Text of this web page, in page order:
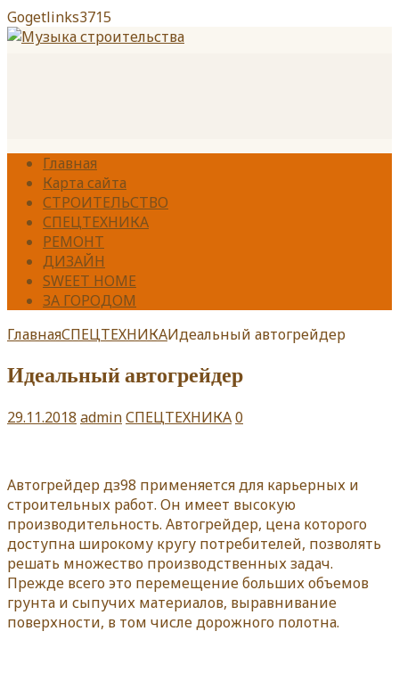
Gogetlinks3715
Главная
Карта сайта
СТРОИТЕЛЬСТВО
СПЕЦТЕХНИКА
РЕМОНТ
ДИЗАЙН
SWEET HOME
ЗА ГОРОДОМ
ГлавнаяСПЕЦТЕХНИКАИдеальный автогрейдер
Идеальный автогрейдер
29.11.2018 adminСПЕЦТЕХНИКА0
Автогрейдер дз98 применяется для карьерных и
строительных работ. Он имеет высокую
производительность. Автогрейдер, цена которого
доступна широкому кругу потребителей, позволять
решать множество производственных задач.
Прежде всего это перемещение больших объемов
грунта и сыпучих материалов, выравнивание
поверхности, в том числе дорожного полотна.